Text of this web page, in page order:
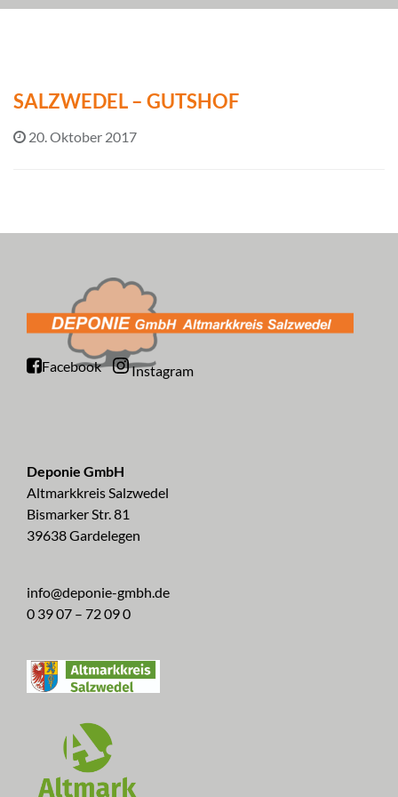
SALZWEDEL – GUTSHOF
20. Oktober 2017
Facebook Instagram
Deponie GmbH
Altmarkkreis Salzwedel
Bismarker Str. 81
39638 Gardelegen
info@deponie-gmbh.de
0 39 07 – 72 09 0